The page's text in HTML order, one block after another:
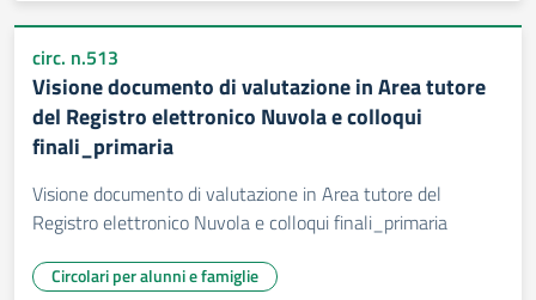
circ. n.513
Visione documento di valutazione in Area tutore
del Registro elettronico Nuvola e colloqui
finali_primaria
Visione documento di valutazione in Area tutore del
Registro elettronico Nuvola e colloqui finali_primaria
Circolari per alunni e famiglie